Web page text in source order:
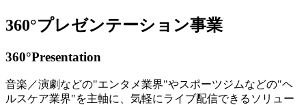
360°プレゼンテーション事業
360°Presentation
音楽／演劇などの"エンタメ業界"やスポーツジムなどの"ヘ
ルスケア業界"を主軸に、気軽にライブ配信できるソリュー